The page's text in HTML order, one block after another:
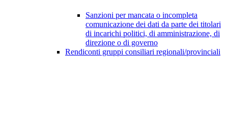
Sanzioni per mancata o incompleta
comunicazione dei dati da parte dei titolari
di incarichi politici, di amministrazione, di
direzione o di governo
Rendiconti gruppi consiliari regionali/provinciali